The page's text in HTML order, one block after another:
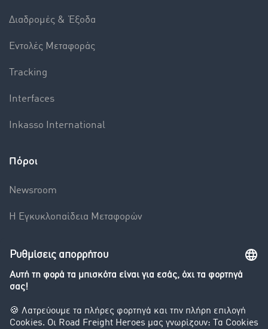
Διαδρομές & Έξοδα
Εντολές Mεταφοράς
Tracking
Interfaces
Inkasso International
Πόροι
Newsroom
Η Εγκυκλοπαίδεια Mεταφορών
Διερεύνηση της ανταλλαγής φορτίων
Εταιρεία